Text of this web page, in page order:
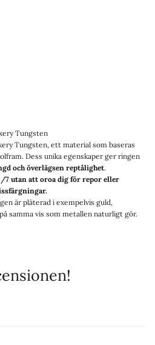
Tungsten
Tungsten, ett material som baseras
Dess unika egenskaper ger ringen
och överlägsen reptålighet.
7 utan att oroa dig för repor eller
är pläterad i exempelvis guld,
samma vis som metallen naturligt gör.